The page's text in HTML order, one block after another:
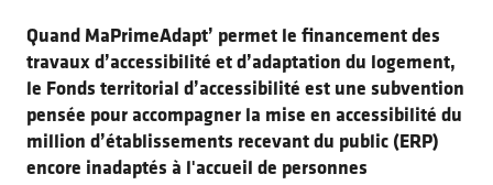
Quand MaPrimeAdapt’ permet le financement des
travaux d’accessibilité et d’adaptation du logement,
le Fonds territorial d’accessibilité est une subvention
pensée pour accompagner la mise en accessibilité du
million d’établissements recevant du public (ERP)
encore inadaptés à l'accueil de personnes